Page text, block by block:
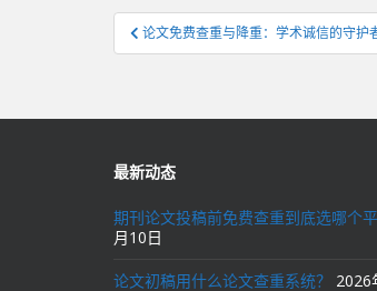
文
章
航
论文免费查重与降重：学术诚信的守护
最新动态
期刊论文投稿前免费查重到底选哪个平
月10日
论文初稿用什么论文查重系统？ 2026